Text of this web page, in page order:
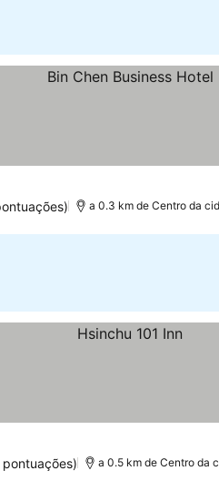
a 0.3 km de Centro da
a 0.5 km de Centro da